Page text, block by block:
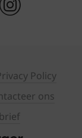
Policy
ons